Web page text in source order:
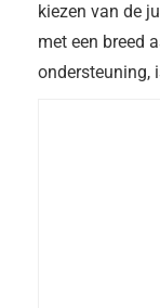
kiezen van de
met een breed
ondersteuning,